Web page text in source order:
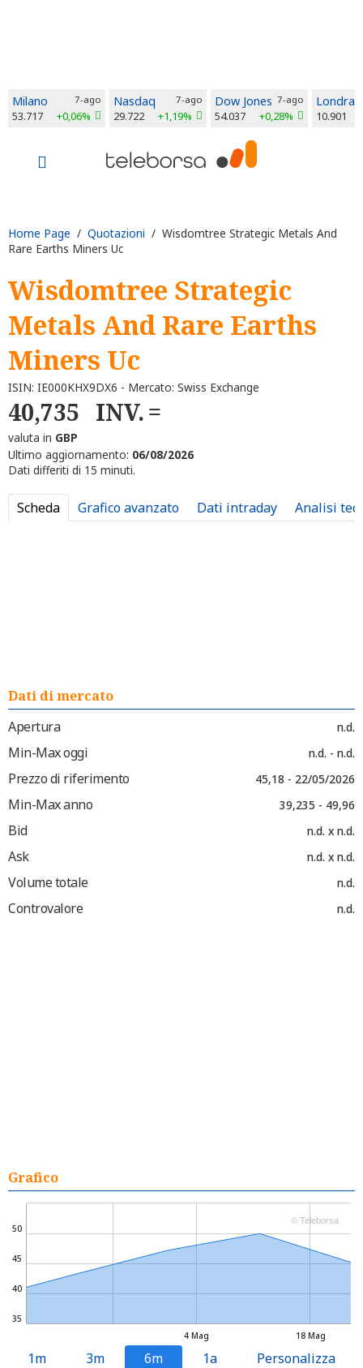
Milano 7-ago
53.717 +0,06%
Nasdaq 7-ago
29.722 +1,19%
Dow Jones 7-ago
54.037 +0,28%
Londra
10.901
Home Page / Quotazioni / Wisdomtree Strategic Metals And
Rare Earths Miners Uc
Wisdomtree Strategic
Metals And Rare Earths
Miners Uc
ISIN: IE000KHX9DX6 - Mercato: Swiss Exchange
40,735 INV.
valuta in GBP
Ultimo aggiornamento: 06/08/2026
Dati differiti di 15 minuti.
Scheda Grafico avanzato Dati intraday Analisi
Dati di mercato
Apertura
n.d.
Min-Max oggi n.d. - n.d.
Prezzo di riferimento 45,18 - 22/05/2026
Min-Max anno 39,235 - 49,96
Bid n.d. x n.d.
Ask n.d. x n.d.
Volume totale n.d.
Controvalore n.d.
Grafico
4 Mag 18 Mag
35
40
45
50
© Teleborsa
1m 3m 6m 1a Personalizza